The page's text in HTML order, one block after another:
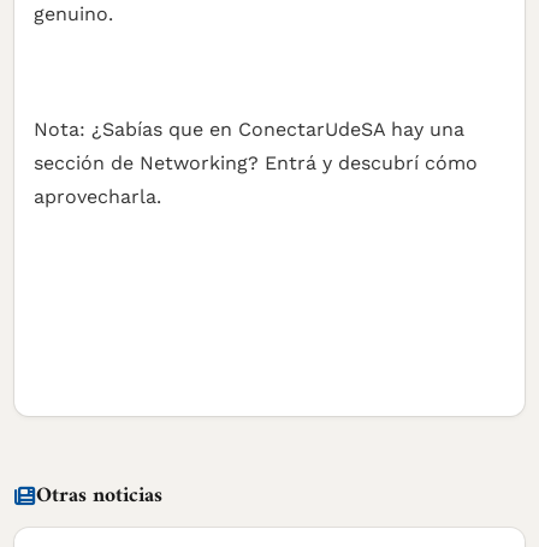
genuino.
Nota: ¿Sabías que en ConectarUdeSA hay una
sección de Networking? Entrá y descubrí cómo
aprovecharla.
Otras noticias